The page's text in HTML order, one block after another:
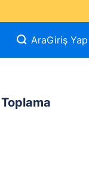
AraGiriş Yap